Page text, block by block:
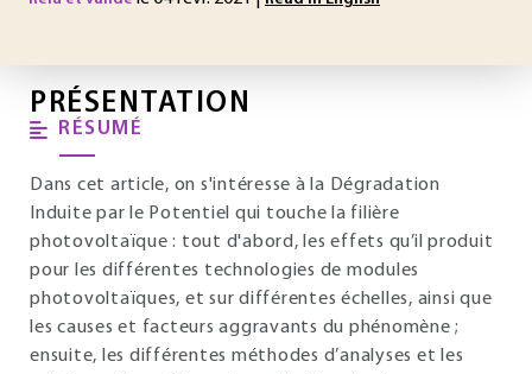
PRÉSENTATION
RÉSUMÉ
Dans cet article, on s'intéresse à la Dégradation
Induite par le Potentiel qui touche la filière
photovoltaïque : tout d'abord, les effets qu’il produit
pour les différentes technologies de modules
photovoltaïques, et sur différentes échelles, ainsi que
les causes et facteurs aggravants du phénomène ;
ensuite, les différentes méthodes d’analyses et les